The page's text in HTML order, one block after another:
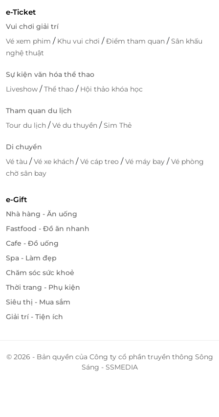
e-Ticket
Vui chơi giải trí
Vé xem phim / Khu vui chơi /Điểm tham quan /Sân khấu
nghệ thuật
Sự kiện văn hóa thể thao
Liveshow /Thể thao / Hội thảo khóa học
Tham quan du lịch
Tour du lịch /Vé du thuyền /Sim Thẻ
Di chuyển
Vé tàu /Vé xe khách /Vé cáp treo /Vé máy bay /Vé phòng
chờ sân bay
e-Gift
Nhà hàng - Ăn uống
Fastfood - Đồ ăn nhanh
Cafe - Đồ uống
Spa - Làm đẹp
Chăm sóc sức khoẻ
Thời trang - Phụ kiện
Siêu thị - Mua sắm
Giải trí - Tiện ích
© 2026 - Bản quyền của Công ty cổ phần truyền thông Sông
Sáng - SSMEDIA